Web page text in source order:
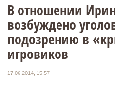
В отношении
возбуждено
подозрению в
игровиков
17.06.2014, 15:57